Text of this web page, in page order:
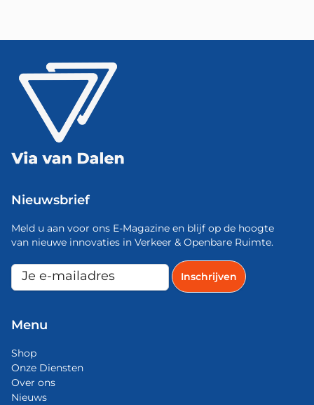
Nieuwsbrief
Meld u aan voor ons E-Magazine en blijf op de hoogte
van nieuwe innovaties in Verkeer & Openbare Ruimte.
Menu
Shop
Onze Diensten
Over ons
Nieuws